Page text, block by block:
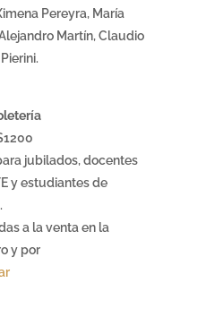
Pereyra, María
Martín, Claudio
jubilados, docentes
y estudiantes de
a la venta en la
y por